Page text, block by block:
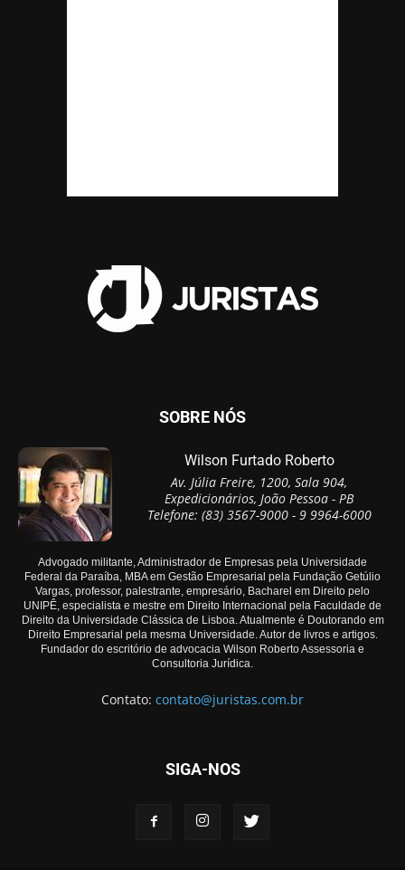
SOBRE NÓS
Wilson Furtado Roberto
Av. Júlia Freire, 1200, Sala 904,
Expedicionários, João Pessoa - PB
Telefone: (83) 3567-9000 - 9 9964-6000
Advogado militante, Administrador de Empresas pela Universidade
Federal da Paraíba, MBA em Gestão Empresarial pela Fundação Getúlio
Vargas, professor, palestrante, empresário, Bacharel em Direito pelo
UNIPÊ, especialista e mestre em Direito Internacional pela Faculdade de
Direito da Universidade Clássica de Lisboa. Atualmente é Doutorando em
Direito Empresarial pela mesma Universidade. Autor de livros e artigos.
Fundador do escritório de advocacia Wilson Roberto Assessoria e
Consultoria Jurídica.
Contato: contato@juristas.com.br
SIGA-NOS